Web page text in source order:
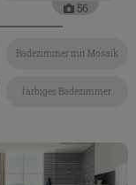
56
Badezimmer mit Mosaik
farbiges Badezimmer